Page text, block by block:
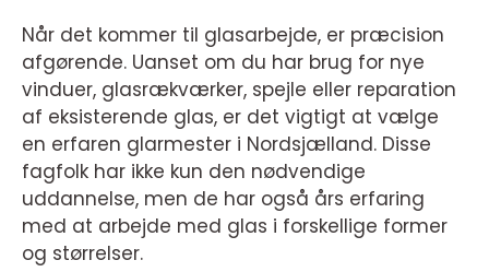
Når det kommer til glasarbejde, er præcision
afgørende. Uanset om du har brug for nye
vinduer, glasrækværker, spejle eller reparation
af eksisterende glas, er det vigtigt at vælge
en erfaren glarmester i Nordsjælland. Disse
fagfolk har ikke kun den nødvendige
uddannelse, men de har også års erfaring
med at arbejde med glas i forskellige former
og størrelser.